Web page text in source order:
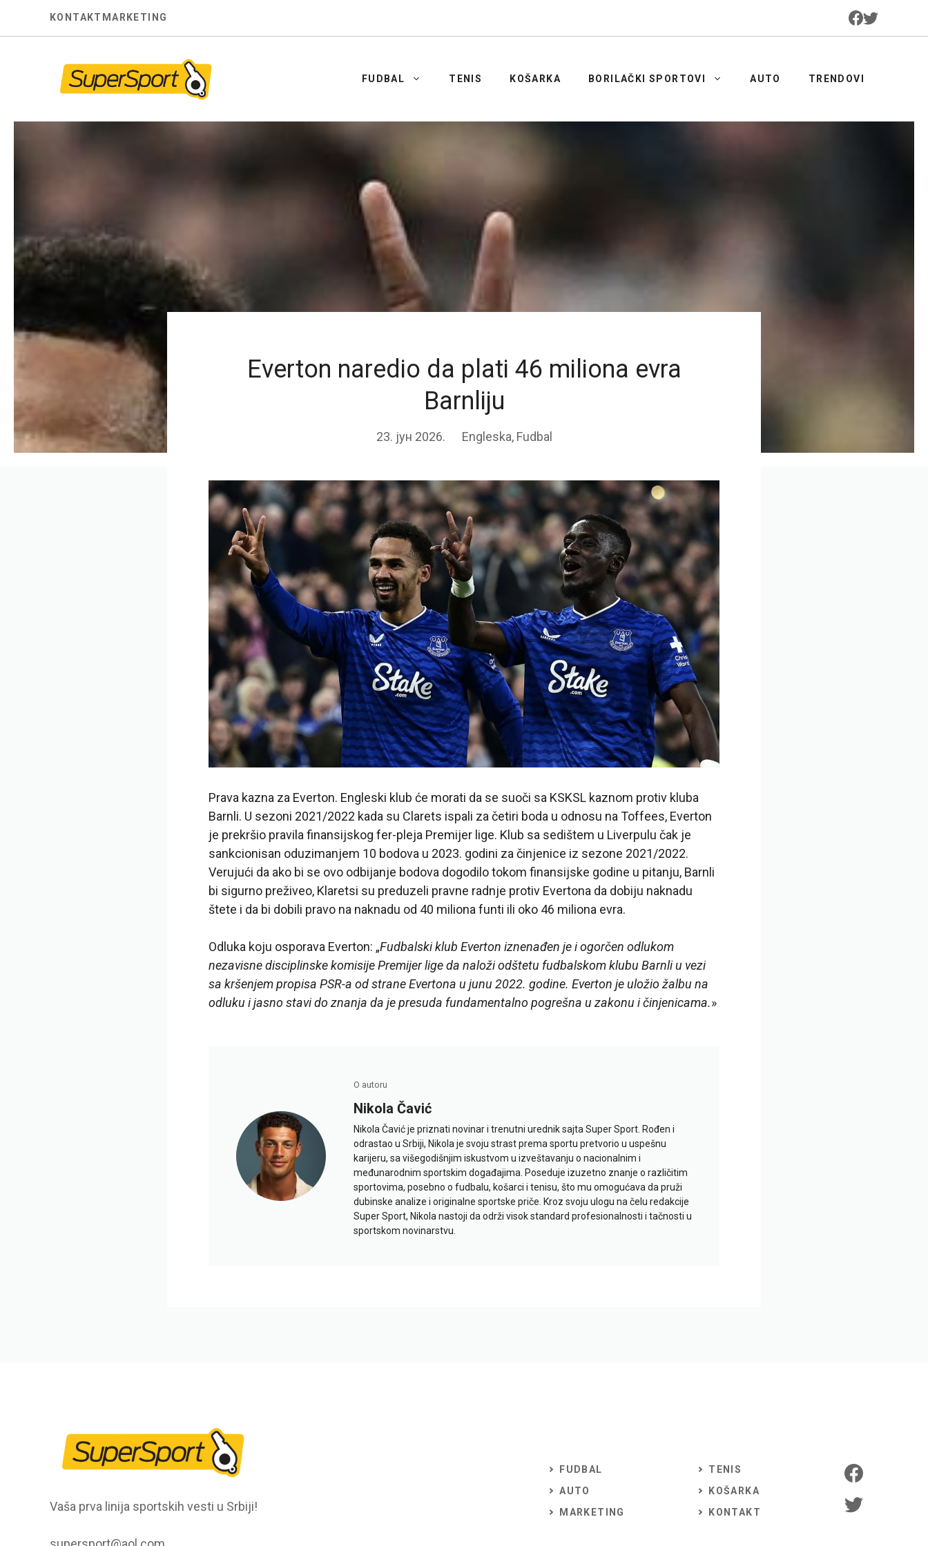
KONTAKT MARKETING
FUDBAL TENIS KOŠARKA BORILAČKI SPORTOVI AUTO TRENDOVI
Everton naredio da plati 46 miliona evra
Barnliju
23. јун 2026. Engleska, Fudbal
Prava kazna za Everton. Engleski klub će morati da se suoči sa KSKSL kaznom protiv kluba
Barnli. U sezoni 2021/2022 kada su Clarets ispali za četiri boda u odnosu na Toffees, Everton
je prekršio pravila finansijskog fer-pleja Premijer lige. Klub sa sedištem u Liverpulu čak je
sankcionisan oduzimanjem 10 bodova u 2023. godini za činjenice iz sezone 2021/2022.
Verujući da ako bi se ovo odbijanje bodova dogodilo tokom finansijske godine u pitanju, Barnli
bi sigurno preživeo, Klaretsi su preduzeli pravne radnje protiv Evertona da dobiju naknadu
štete i da bi dobili pravo na naknadu od 40 miliona funti ili oko 46 miliona evra.
Odluka koju osporava Everton: „Fudbalski klub Everton iznenađen je i ogorčen odlukom
nezavisne disciplinske komisije Premijer lige da naloži odštetu fudbalskom klubu Barnli u vezi
sa kršenjem propisa PSR-a od strane Evertona u junu 2022. godine. Everton je uložio žalbu na
odluku i jasno stavi do znanja da je presuda fundamentalno pogrešna u zakonu i činjenicama.»
O autoru
Nikola Čavić
Nikola Čavić je priznati novinar i trenutni urednik sajta Super Sport. Rođen i
odrastao u Srbiji, Nikola je svoju strast prema sportu pretvorio u uspešnu
karijeru, sa višegodišnjim iskustvom u izveštavanju o nacionalnim i
međunarodnim sportskim događajima. Poseduje izuzetno znanje o različitim
sportovima, posebno o fudbalu, košarci i tenisu, što mu omogućava da pruži
dubinske analize i originalne sportske priče. Kroz svoju ulogu na čelu redakcije
Super Sport, Nikola nastoji da održi visok standard profesionalnosti i tačnosti u
sportskom novinarstvu.
Vaša prva linija sportskih vesti u Srbiji!
FUDBAL
AUTO
MARKETING
TENIS
KOŠARKA
KONTAKT